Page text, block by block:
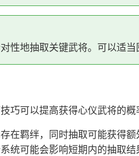
性地抽取关键武将。可以适当
巧可以提高获得心仪武将的概
在羁绊，同时抽取可能获得额
统可能会影响短期内的抽取结